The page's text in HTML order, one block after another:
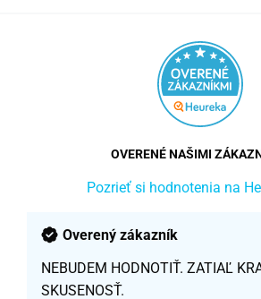
OVERENÉ NAŠIMI
Pozrieť si hodnotenia na
Overený zákazník
NEBUDEM HODNOTIŤ. ZATIAĽ
SKUSENOSŤ.